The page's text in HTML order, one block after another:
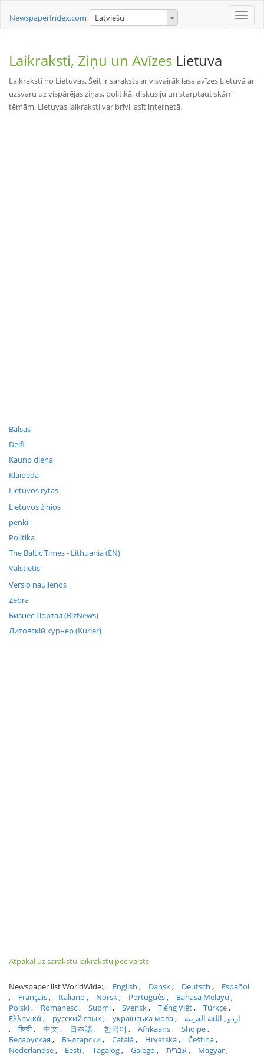
Toggle
NewspaperIndex.com Latviešu
Laikraksti, Ziņu un Avīzes Lietuva
Laikraksti no Lietuvas. Šeit ir saraksts ar visvairāk lasa avīzes Lietuvā ar
uzsvaru uz vispārējas ziņas, politikā, diskusiju un starptautiskām
tēmām. Lietuvas laikraksti var brīvi lasīt internetā.
Balsas
Delfi
Kauno diena
Klaipėda
Lietuvos rytas
Lietuvos žinios
penki
Politika
The Baltic Times - Lithuania (EN)
Valstietis
Verslo naujienos
Zebra
Бизнес Портал (BizNews)
Литовскiй курьер (Kurier)
Atpakaļ uz sarakstu laikrakstu pēc valsts
Newspaper list WorldWide: English Dansk Deutsch
Español
Français
Italiano Norsk Português
Bahasa Melayu
Polski
Romanesc Suomi Svensk Tiếng Việt
Türkçe
Ελληνικά
русский язык українська мова اردو
اللغة العربية
हिन्दी
中文 日本語 한국어 Afrikaans
Shqipe
Беларуская
Български Català Hrvatska
Čeština
Nederlandse
Eesti Tagalog Galego עברית
Magyar